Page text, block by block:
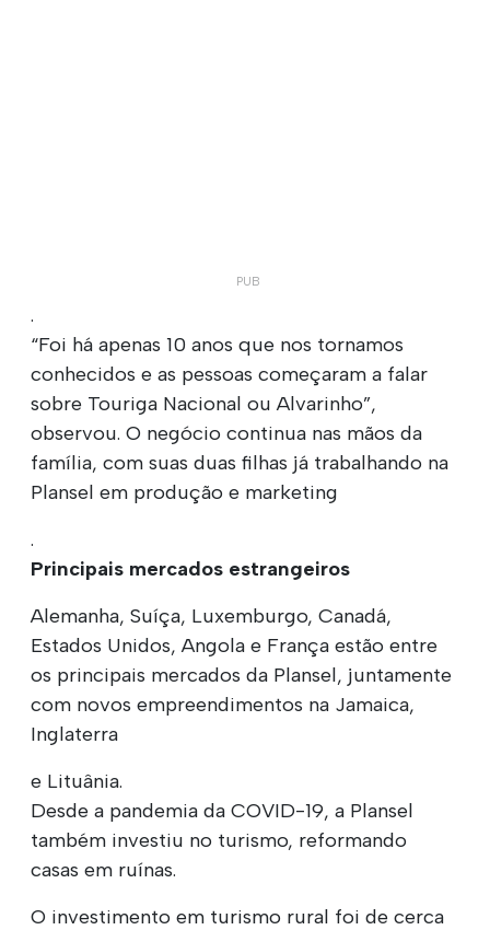
.
“Foi há apenas 10 anos que nos tornamos
conhecidos e as pessoas começaram a falar
sobre Touriga Nacional ou Alvarinho”,
observou. O negócio continua nas mãos da
família, com suas duas filhas já trabalhando na
Plansel em produção e marketing
.
Principais mercados estrangeiros
Alemanha, Suíça, Luxemburgo, Canadá,
Estados Unidos, Angola e França estão entre
os principais mercados da Plansel, juntamente
com novos empreendimentos na Jamaica,
Inglaterra
e Lituânia.
Desde a pandemia da COVID-19, a Plansel
também investiu no turismo, reformando
casas em ruínas.
O investimento em turismo rural foi de cerca